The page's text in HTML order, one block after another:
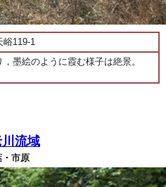
峪119-1
墨絵のように霞む様子は絶景。
流域
・市原